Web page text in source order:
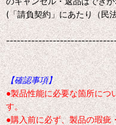
(「請負契約」にあたり（民
【確認事項】
●製品性能に必要な箇所につ
す。
●購入前に必ず、製品の瑕